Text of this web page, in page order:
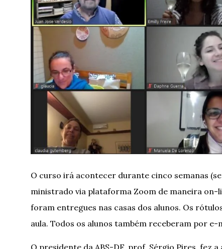
O curso irá acontecer durante cinco semanas
ministrado via plataforma Zoom de maneira on-
foram entregues nas casas dos alunos. Os
aula. Todos os alunos também receberam por e-
O presidente da ABS-DF, prof. Sérgio.Pires, fez